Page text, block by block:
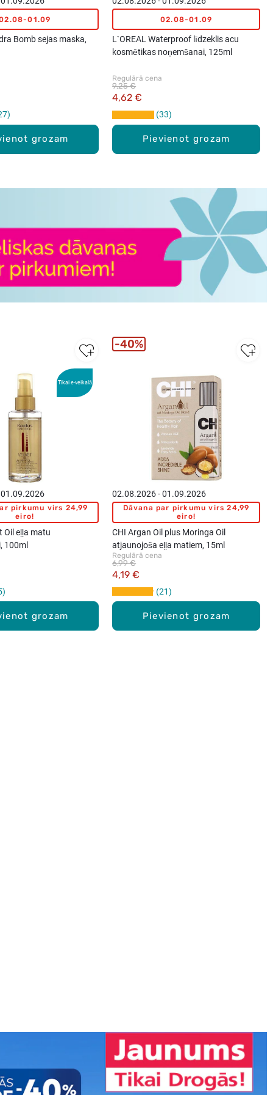
grozam
01.09
Bomb sejas maska,
Pievienot grozam
02.08-01.09
L`OREAL Waterproof līdzeklis acu
kosmētikas noņemšanai, 125ml
Regulārā cena
4,62 €
9,25 €
33
Tikai e-veikalā
grozam
pirkumu virs 24,99
eiro!
Oil eļļa matu
100ml
Pievienot grozam
02.08.2026 - 01.09.2026
Dāvana par pirkumu virs 24,99
eiro!
CHI Argan Oil plus Moringa Oil
atjaunojoša eļļa matiem, 15ml
Regulārā cena
4,19 €
6,99 €
21
40%